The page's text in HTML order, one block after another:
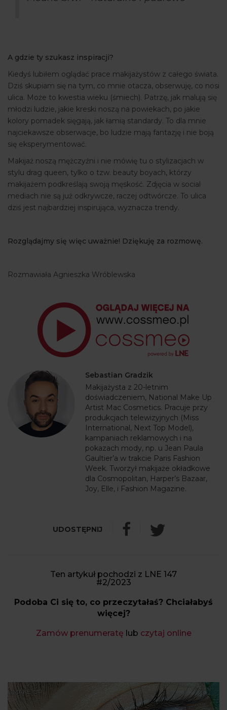
A gdzie ty szukasz inspiracji?
Kiedyś lubiłem oglądać prace makijażystów z całego świata.
Dziś skupiam się na tym, co mnie otacza, obserwuję, co nosi
ulica. Może to kwestia wieku (śmiech). Patrzę, jak malują się
młodzi ludzie, jakie kreski noszą na powiekach, po jakie
kolory pomadek sięgają, jak łamią standardy. To dla mnie
najciekawsze obserwacje, bo ludzie mają fantazję i nie boją
się eksperymentować.
Makijaż noszą mężczyźni i nie mówię tu o stylizacjach w
stylu drag queen, tylko o tzw. beauty boyach, którzy
makijażem podkreślają swoją męskość. Zdjęcia w social
mediach nie są już odkrywcze, raczej odtwórcze. To ulica
dziś jest najbardziej inspirująca, wyznacza trendy.
Rozglądajmy się więc uważnie! Dziękuję za rozmowę.
Rozmawiała Agnieszka Wróblewska
Sebastian Gradzik
Makijażysta z 20-letnim
doświadczeniem, National Make Up
Artist Mac Cosmetics. Pracuje przy
produkcjach telewizyjnych (Miss
International, Next Top Model),
kampaniach reklamowych i na
pokazach mody, np. u Jean Paula
Gaultier’a w trakcie Paris Fashion
Week. Tworzył makijaże okładkowe
dla Cosmopolitan, Harper’s Bazaar,
Joy, Elle, i Fashion Magazine.
Ten artykuł pochodzi z LNE 147
#2/2023
Podoba Ci się to, co przeczytałaś? Chciałabyś
więcej?
Zamów prenumeratę lub czytaj online
MAKE-UP